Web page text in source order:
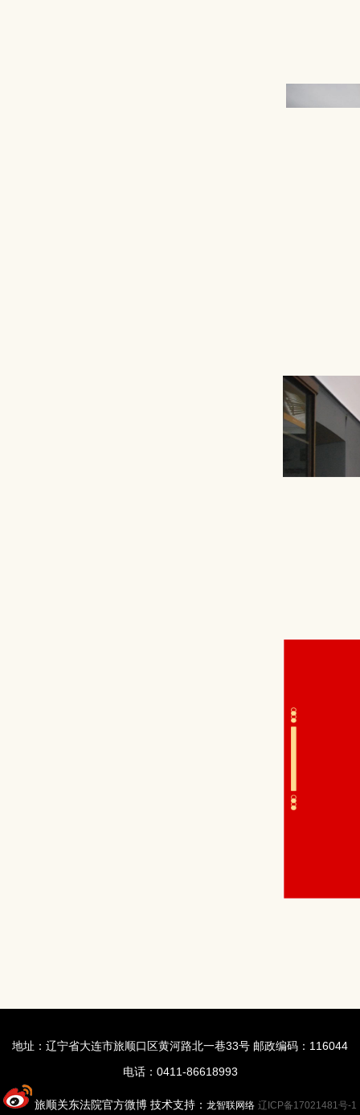
地址：辽宁省大连市旅顺口区黄河路北一巷33号 邮政编码：116044
电话：0411-86618993
旅顺关东法院官方微博 技术支持： 龙智联网络 辽ICP备17021481号-1